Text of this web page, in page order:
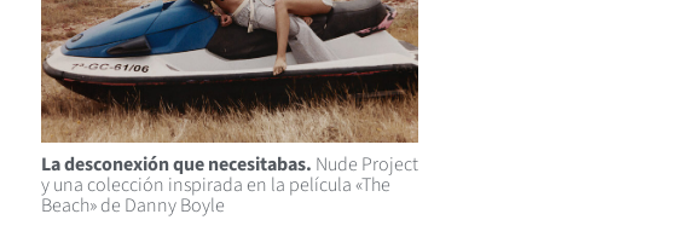
La desconexión que necesitabas. Nude Project
y una colección inspirada en la película «The
Beach» de Danny Boyle